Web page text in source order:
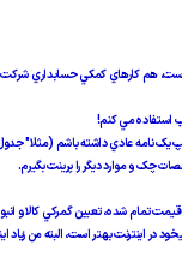
هم کارهاي کمکي حسابداري
مي کنم!
چک و موارد ديگر را پرينت بگيرم.
قيمت تمام شده، تعيين گمرکي
اينترنت بهتر است، البته من